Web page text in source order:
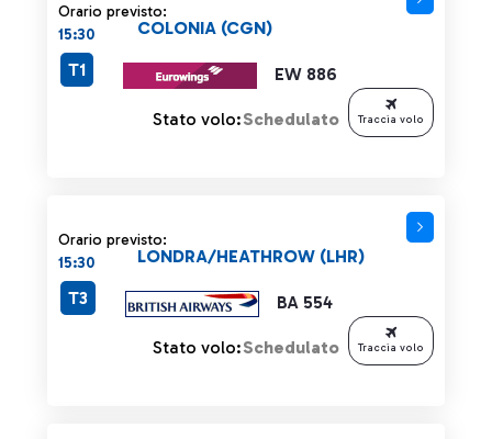
Orario previsto:
15:30
EW 886
COLONIA (CGN)
T1
Stato volo:Schedulato Traccia volo
Orario previsto:
15:30
BA 554
LONDRA/HEATHROW (LHR)
T3
Stato volo:Schedulato Traccia volo